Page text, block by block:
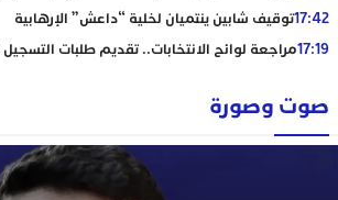
17:42توقيف شابين ينتميان لخلية “داعش” الإرهابية
17:19مراجعة لوائح الانتخابات.. تقديم طلبات التسجيل
صوت وصورة